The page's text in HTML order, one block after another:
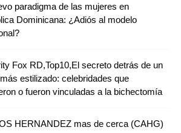
paradigma de las mujeres en
Dominicana: ¿Adiós al modelo
Fox RD,Top10,El secreto detrás de un
estilizado: celebridades que
o fueron vinculadas a la bichectomía
HERNANDEZ mas de cerca (CAHG)